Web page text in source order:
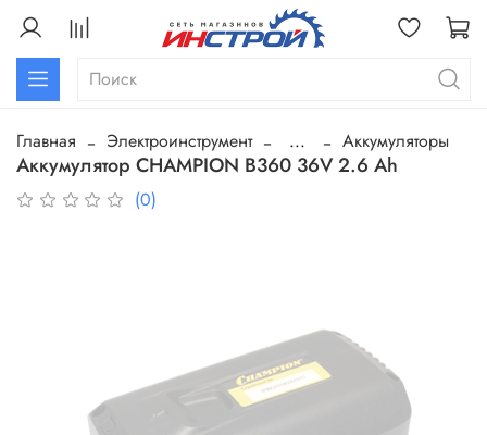
Главная Электроинструмент ... Аккумуляторы
Аккумулятор CHAMPION B360 36V 2.6 Ah
(0)